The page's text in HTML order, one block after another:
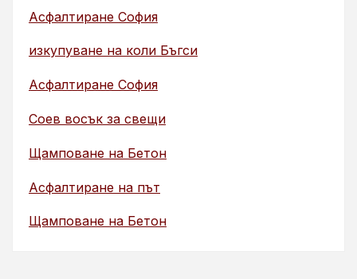
Асфалтиране София
изкупуване на коли Бъгси
Асфалтиране София
Соев восък за свещи
Щамповане на Бетон
Асфалтиране на път
Щамповане на Бетон